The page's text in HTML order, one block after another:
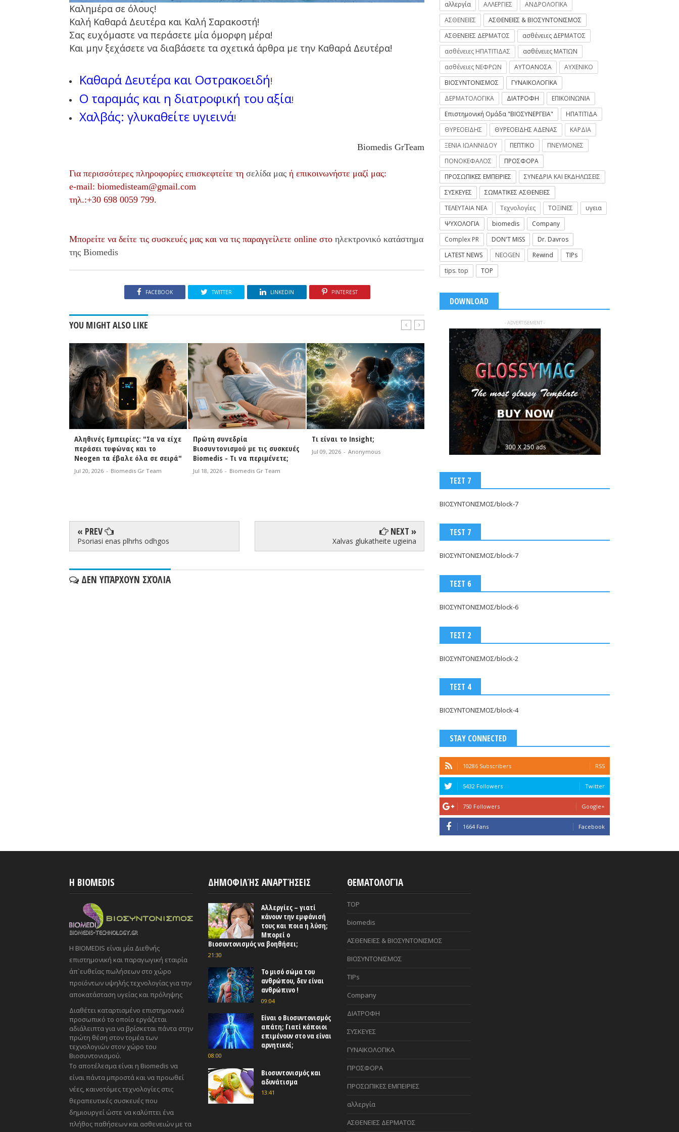
Καλημέρα σε όλους!
Καλή Καθαρά Δευτέρα και Καλή Σαρακοστή!
Σας ευχόμαστε να περάσετε μία όμορφη μέρα!
Και μην ξεχάσετε να διαβάσετε τα σχετικά άρθρα με την Καθαρά Δευτέρα!
Καθαρά Δευτέρα και Οστρακοειδή!
Ο ταραμάς και η διατροφική του αξία!
Χαλβάς: γλυκαθείτε υγιεινά!
Biomedis GrTeam
Για περισσότερες πληροφορίες επισκεφτείτε τη σελίδα μας ή επικοινωνήστε μαζί μας:
e-mail: biomedisteam@gmail.com
τηλ.:+30 698 0059 799.
Μπορείτε να δείτε τις συσκευές μας και να τις παραγγείλετε online στο ηλεκτρονικό κατάστημα
της Biomedis
FACEBOOK TWITTER LINKEDIN PINTEREST
YOU MIGHT ALSO LIKE
Εμπειρίες: "Σα να είχε
τα έβαλε όλα σε σειρά"
Πρώτη συνεδρία
Βιοσυντονισμού με τις συσκευές
Biomedis - Τι να περιμένετε;
Jul 18, 2026 - Biomedis Gr Team
Τι είναι το Insight;
Jul 09, 2026 Anonymous
NEOGEN : Οι θεραπευτικές
Τεχνολογίες
Πονοκέφαλος; Δεν είναι όλοι
ίδιοι: Ανακάλυψε ποιος
κρύβεται πίσω από τον πόνο
Jul 06, 2026
« PREV
Psoriasi enas plhrhs odhgos
NEXT »
Xalvas glukatheite ugieina
ΔΕΝ ΥΠΆΡΧΟΥΝ ΣΧΌΛΙΑ
αλλεργία ΑΛΛΕΡΓΙΕΣ
ΑΝΔΡΟΛΟΓΙΚΑ
ΑΣΘΕΝΕΙΕΣ
ΑΣΘΕΝΕΙΕΣ & ΒΙΟΣΥΝΤΟΝΙΣΜΟΣ
ΑΣΘΕΝΕΙΕΣ ΔΕΡΜΑΤΟΣ
ασθένειες ΔΕΡΜΑΤΟΣ
ασθένειες ΗΠΑΤΙΤΙΔΑΣ
ασθένειες ΜΑΤΙΩΝ
ασθένειες ΝΕΦΡΩΝ
ΑΥΤΟΑΝΟΣΑ
ΑΥΧΕΝΙΚΟ
ΒΙΟΣΥΝΤΟΝΙΣΜΟΣ
ΓΥΝΑΙΚΟΛΟΓΙΚΑ
ΔΕΡΜΑΤΟΛΟΓΙΚΑ
ΔΙΑΤΡΟΦΗ
ΕΠΙΚΟΙΝΩΝΙΑ
Επιστημονική Ομάδα "ΒΙΟΣΥΝΕΡΓΕΙΑ"
ΗΠΑΤΙΤΙΔΑ
ΘΥΡΕΟΕΙΔΗΣ
ΘΥΡΕΟΕΙΔΗΣ ΑΔΕΝΑΣ
ΚΑΡΔΙΑ
ΞΕΝΙΑ ΙΩΑΝΝΙΔΟΥ
ΠΕΠΤΙΚΟ
ΠΝΕΥΜΟΝΕΣ
ΠΟΝΟΚΕΦΑΛΟΣ
ΠΡΟΣΦΟΡΑ
ΠΡΟΣΩΠΙΚΕΣ ΕΜΠΕΙΡΙΕΣ
ΣΥΝΕΔΡΙΑ ΚΑΙ ΕΚΔΗΛΩΣΕΙΣ
ΣΥΣΚΕΥΕΣ
ΣΩΜΑΤΙΚΕΣ ΑΣΘΕΝΕΙΕΣ
ΤΕΛΕΥΤΑΙΑ ΝΕΑ
Τεχνολογίες ΤΟΞΙΝΕΣ
υγεια
ΨΥΧΟΛΟΓΙΑ
biomedis
Company
Complex PR
DON'T MISS
Dr. Davros
LATEST NEWS
NEOGEN Rewind
TIPs
tips. top
TOP
DOWNLOAD
- ADVERTISEMENT -
ΤΕΣΤ 7
ΒΙΟΣΥΝΤΟΝΙΣΜΟΣ/block-7
TEST 7
ΒΙΟΣΥΝΤΟΝΙΣΜΟΣ/block-7
ΤΕΣΤ 6
ΒΙΟΣΥΝΤΟΝΙΣΜΟΣ/block-6
ΤΕΣΤ 2
ΒΙΟΣΥΝΤΟΝΙΣΜΟΣ/block-2
ΤΕΣΤ 4
ΒΙΟΣΥΝΤΟΝΙΣΜΟΣ/block-4
STAY CONNECTED
10286 Subscribers RSS
5432 Followers Twitter
750 Followers Google+
1664 Fans Facebook
H BIOMEDIS
Η BIOMEDIS είναι μία Διεθνής
επιστημονική και παραγωγική εταιρία
άπ`ευθείας πωλήσεων στο χώρο
προϊόντων υψηλής τεχνολογίας για την
αποκατάσταση υγείας και πρόληψης
Διαθέτει καταρτισμένο επιστημονικό
προσωπικό το οποίο εργάζεται
αδιάλειπτα για να βρίσκεται πάντα στην
πρώτη θέση στον τομέα των
τεχνολογιών στον χώρο του
Βιοσυντονισμού.
Το αποτέλεσμα είναι η Biomedis να
είναι πάντα μπροστά και να προωθεί
νέες, καινοτόμες τεχνολογίες στις
θεραπευτικές συσκευές που
δημιουργεί ώστε να καλύπτει ένα
πλήθος παθήσεων και ασθενειών με τα
ΔΗΜΟΦΙΛΉΣ ΑΝΑΡΤΉΣΕΙΣ
Αλλεργίες – γιατί
κάνουν την εμφάνισή
τους και ποια η λύση;
Μπορεί ο
Βιοσυντονισμός να βοηθήσει;
21:30
Το μισό σώμα του
ανθρώπου, δεν είναι
ανθρώπινο !
09:04
Είναι ο Βιοσυντονισμός
απάτη; Γιατί κάποιοι
επιμένουν στο να είναι
αρνητικοί;
08:00
Βιοσυντονισμός και
αδυνάτισμα
13:41
ΘΕΜΑΤΟΛΟΓΊΑ
TOP
biomedis
ΑΣΘΕΝΕΙΕΣ & ΒΙΟΣΥΝΤΟΝΙΣΜΟΣ
ΒΙΟΣΥΝΤΟΝΙΣΜΟΣ
TIPs
Company
ΔΙΑΤΡΟΦΗ
ΣΥΣΚΕΥΕΣ
ΓΥΝΑΙΚΟΛΟΓΙΚΑ
ΠΡΟΣΦΟΡΑ
ΠΡΟΣΩΠΙΚΕΣ ΕΜΠΕΙΡΙΕΣ
αλλεργία
ΑΣΘΕΝΕΙΕΣ ΔΕΡΜΑΤΟΣ